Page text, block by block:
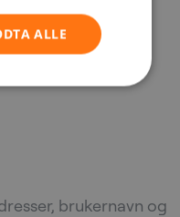
brukernavn og
ALLE